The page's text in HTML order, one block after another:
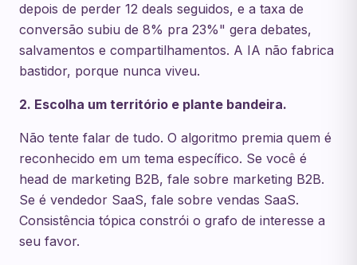
depois de perder 12 deals seguidos, e a taxa de
conversão subiu de 8% pra 23%" gera debates,
salvamentos e compartilhamentos. A IA não fabrica
bastidor, porque nunca viveu.
2. Escolha um território e plante bandeira.
Não tente falar de tudo. O algoritmo premia quem é
reconhecido em um tema específico. Se você é
head de marketing B2B, fale sobre marketing B2B.
Se é vendedor SaaS, fale sobre vendas SaaS.
Consistência tópica constrói o grafo de interesse a
seu favor.